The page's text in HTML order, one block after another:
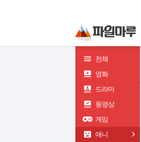
전체
영화
드라마
동영상
게임
애니